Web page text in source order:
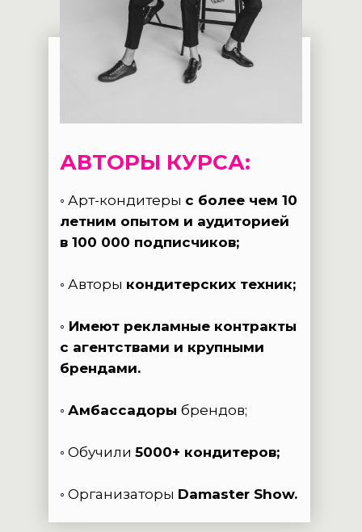
АВТОРЫ КУРСА:
◦ Арт-кондитеры с более чем 10
летним опытом и аудиторией
в 100 000 подписчиков;
◦ Авторы кондитерских техник;
◦ Имеют рекламные контракты
с агентствами и крупными
брендами.
◦ Амбассадоры брендов;
◦ Обучили 5000+ кондитеров;
◦ Организаторы Damaster Show.